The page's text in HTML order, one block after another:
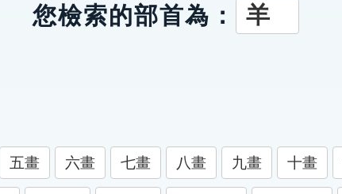
您檢索的部首為： 羊
五畫 六畫 七畫 八畫 九畫 十畫